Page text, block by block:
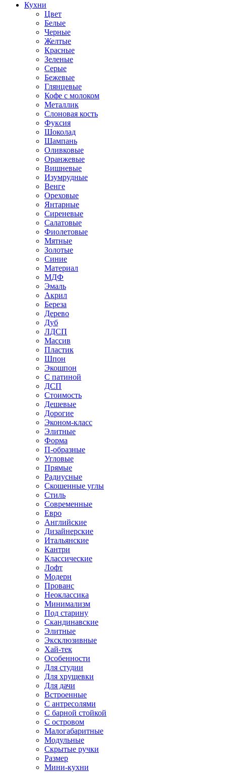
Кухни
Цвет
Белые
Черные
Желтые
Красные
Зеленые
Серые
Бежевые
Глянцевые
Кофе с молоком
Металлик
Слоновая кость
Фуксия
Шоколад
Шампань
Оливковые
Оранжевые
Вишневые
Изумрудные
Венге
Ореховые
Янтарные
Сиреневые
Салатовые
Фиолетовые
Мятные
Золотые
Синие
Материал
МДФ
Эмаль
Акрил
Береза
Дерево
Дуб
ЛДСП
Массив
Пластик
Шпон
Экошпон
С патиной
ДСП
Стоимость
Дешевые
Дорогие
Эконом-класс
Элитные
Форма
П-образные
Угловые
Прямые
Радиусные
Скошенные углы
Стиль
Современные
Евро
Английские
Дизайнерские
Итальянские
Кантри
Классические
Лофт
Модерн
Прованс
Неоклассика
Минимализм
Под старину
Скандинавские
Элитные
Эксклюзивные
Хай-тек
Особенности
Для студии
Для хрущевки
Для дачи
Встроенные
С антресолями
С барной стойкой
С островом
Малогабаритные
Модульные
Скрытые ручки
Размер
Мини-кухни